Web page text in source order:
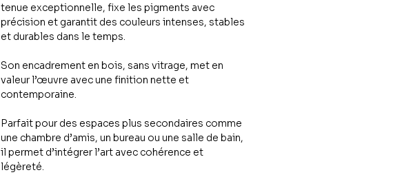
tenue exceptionnelle, fixe les pigments avec
précision et garantit des couleurs intenses, stables
et durables dans le temps.
Son encadrement en bois, sans vitrage, met en
valeur l’œuvre avec une finition nette et
contemporaine.
Parfait pour des espaces plus secondaires comme
une chambre d’amis, un bureau ou une salle de bain,
il permet d’intégrer l’art avec cohérence et
légèreté.